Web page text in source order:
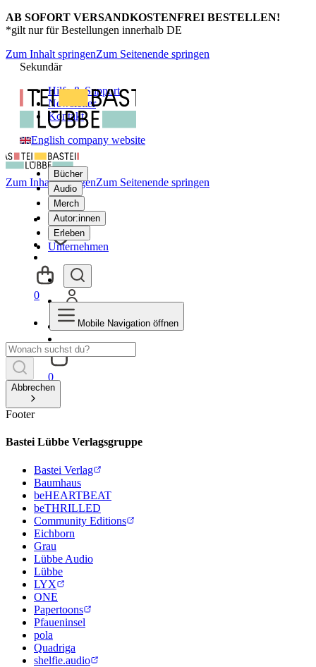
AB SOFORT VERSANDKOSTENFREI BESTELLEN!
*gilt nur für Bestellungen innerhalb DE
Zum Inhalt springenZum Seitenende springen
Sekundär
Hilfe & Support
Newsletter
Kontakt
English company website
Bücher
Audio
Merch
Autor:innen
Erleben
Unternehmen
0
Zum Inhalt springenZum Seitenende springen
0
Mobile Navigation öffnen
Abbrechen
Footer
Bastei Lübbe Verlagsgruppe
Bastei Verlag
Baumhaus
beHEARTBEAT
beTHRILLED
Community Editions
Eichborn
Grau
Lübbe Audio
Lübbe
LYX
ONE
Papertoons
Pfaueninsel
pola
Quadriga
shelfie.audio